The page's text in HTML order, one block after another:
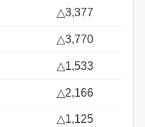
△3,377
△3,770
△1,533
△2,166
△1,125